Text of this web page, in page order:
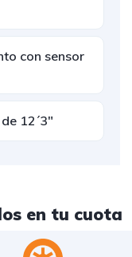
con sensor
12´3"
en tu cuota